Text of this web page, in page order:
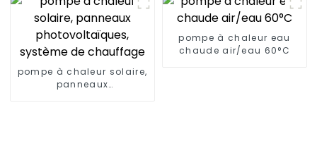
pompe à chaleur solaire,
panneaux
pompe à chaleur eau
chaude air/eau 60°C